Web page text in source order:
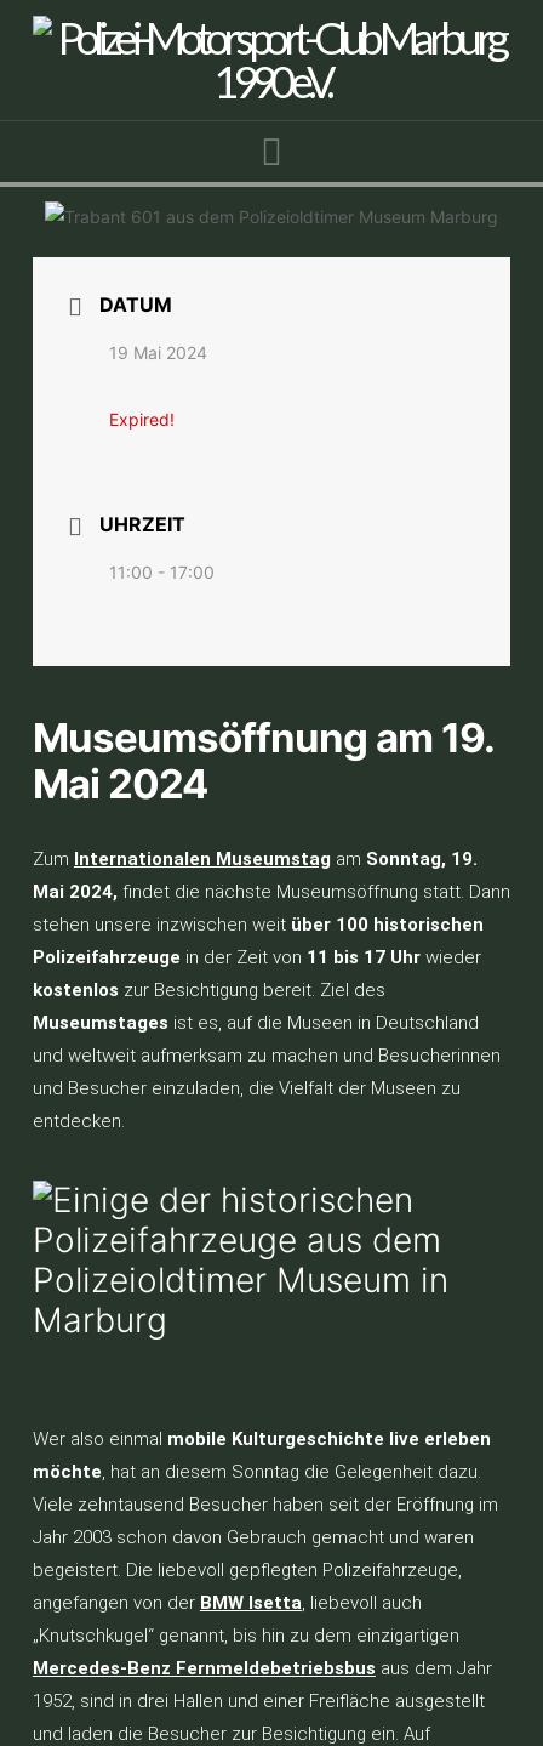
DATUM
19 Mai 2024
Expired!
UHRZEIT
11:00 - 17:00
Museumsöffnung am 19.
Mai 2024
Zum Internationalen Museumstag am Sonntag, 19.
Mai 2024, findet die nächste Museumsöffnung statt. Dann
stehen unsere inzwischen weit über 100 historischen
Polizeifahrzeuge in der Zeit von 11 bis 17 Uhrwieder
kostenlos zur Besichtigung bereit. Ziel des
Museumstages ist es, auf die Museen in Deutschland
und weltweit aufmerksam zu machen und Besucherinnen
und Besucher einzuladen, die Vielfalt der Museen zu
entdecken.
Wer also einmal mobile Kulturgeschichte live erleben
möchte, hat an diesem Sonntag die Gelegenheit dazu.
Viele zehntausend Besucher haben seit der Eröffnung im
Jahr 2003 schon davon Gebrauch gemacht und waren
begeistert. Die liebevoll gepflegten Polizeifahrzeuge,
angefangen von der BMW Isetta, liebevoll auch
„Knutschkugel“ genannt, bis hin zu dem einzigartigen
Mercedes-Benz Fernmeldebetriebsbus aus dem Jahr
1952, sind in drei Hallen und einer Freifläche ausgestellt
und laden die Besucher zur Besichtigung ein. Auf